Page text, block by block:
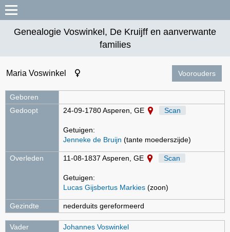
Genealogie Voswinkel, De Kruijff en aanverwante
families
Maria Voswinkel Voorouders
Geboren
Gedoopt
24-09-1780 Asperen, GE Scan
Getuigen:
Jenneke de Bruijn (tante moederszijde)
Overleden 11-08-1837 Asperen, GE Scan
Getuigen:
Lucas Gijsbertus Markies (zoon)
Gezindte nederduits gereformeerd
Vader
Johannes Voswinkel